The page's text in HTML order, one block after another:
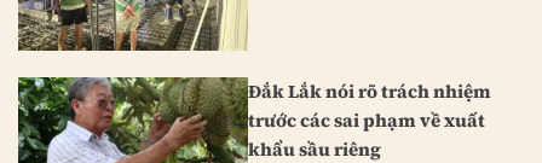
Đắk Lắk nói rõ trách nhiệm
trước các sai phạm về xuất
khẩu sầu riêng